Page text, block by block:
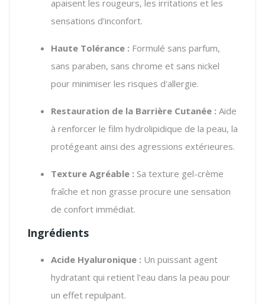
apaisent les rougeurs, les irritations et les
sensations d'inconfort.
Haute Tolérance : Formulé sans parfum,
sans paraben, sans chrome et sans nickel
pour minimiser les risques d'allergie.
Restauration de la Barrière Cutanée : Aide
à renforcer le film hydrolipidique de la peau, la
protégeant ainsi des agressions extérieures.
Texture Agréable : Sa texture gel-crème
fraîche et non grasse procure une sensation
de confort immédiat.
Ingrédients
Acide Hyaluronique : Un puissant agent
hydratant qui retient l'eau dans la peau pour
un effet repulpant.